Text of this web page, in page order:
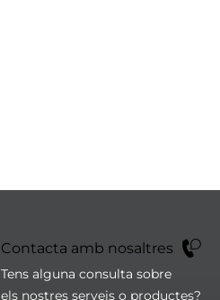
Contacta amb nosaltres
Tens alguna consulta sobre
els nostres serveis o productes?